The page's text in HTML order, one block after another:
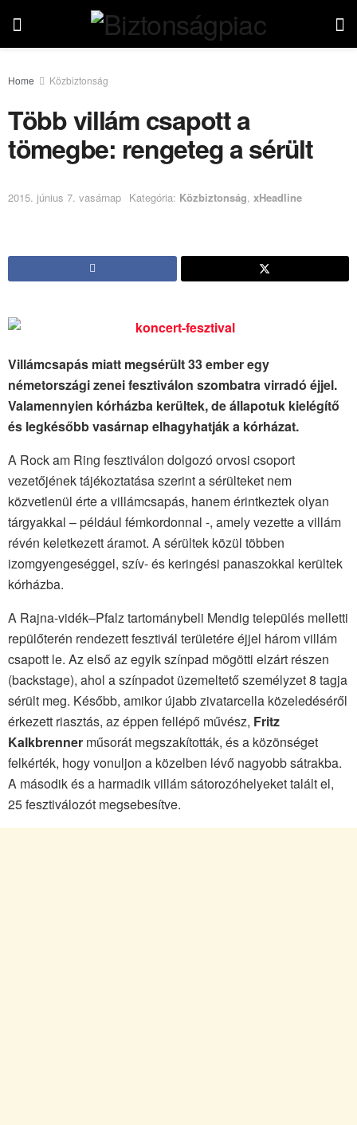
Home Közbiztonság
Több villám csapott a
tömegbe: rengeteg a sérült
2015. június 7. vasárnap Kategória: Közbiztonság, xHeadline
Villámcsapás miatt megsérült 33 ember egy
németországi zenei fesztiválon szombatra virradó éjjel.
Valamennyien kórházba kerültek, de állapotuk kielégítő
és legkésőbb vasárnap elhagyhatják a kórházat.
A Rock am Ring fesztiválon dolgozó orvosi csoport
vezetőjének tájékoztatása szerint a sérülteket nem
közvetlenül érte a villámcsapás, hanem érintkeztek olyan
tárgyakkal – például fémkordonnal -, amely vezette a villám
révén keletkezett áramot. A sérültek közül többen
izomgyengeséggel, szív- és keringési panaszokkal kerültek
kórházba.
A Rajna-vidék–Pfalz tartománybeli Mendig település melletti
repülőterén rendezett fesztivál területére éjjel három villám
csapott le. Az első az egyik színpad mögötti elzárt részen
(backstage), ahol a színpadot üzemeltető személyzet 8 tagja
sérült meg. Később, amikor újabb zivatarcella közeledéséről
érkezett riasztás, az éppen fellépő művész, Fritz
Kalkbrenner műsorát megszakították, és a közönséget
felkérték, hogy vonuljon a közelben lévő nagyobb sátrakba.
A második és a harmadik villám sátorozóhelyeket talált el,
25 fesztiválozót megsebesítve.